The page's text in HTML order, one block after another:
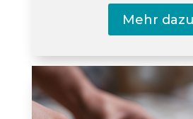
Mehr dazu